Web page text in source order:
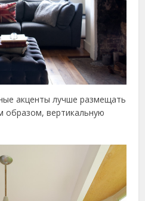
акценты лучше размещать
образом, вертикальную